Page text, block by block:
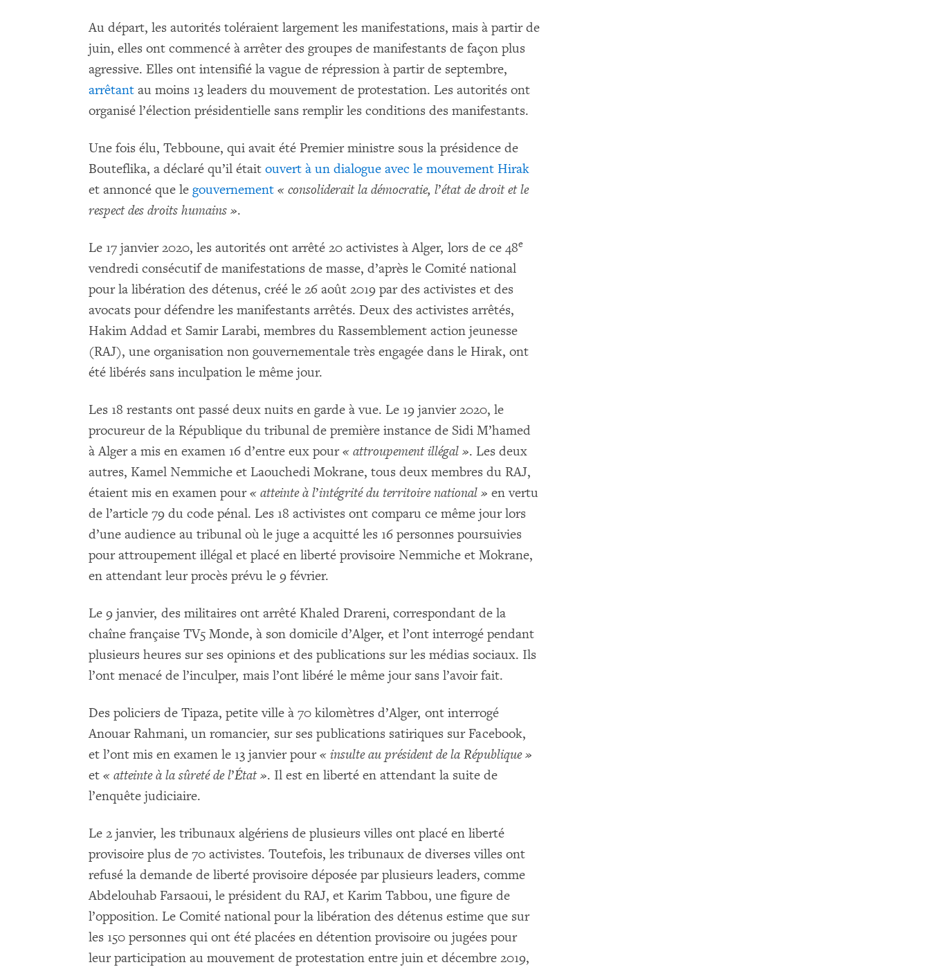
Au départ, les autorités toléraient largement les manifestations, mais à partir de
juin, elles ont commencé à arrêter des groupes de manifestants de façon plus
agressive. Elles ont intensifié la vague de répression à partir de septembre,
arrêtant au moins 13 leaders du mouvement de protestation. Les autorités ont
organisé l’élection présidentielle sans remplir les conditions des manifestants.
Une fois élu, Tebboune, qui avait été Premier ministre sous la présidence de
Bouteflika, a déclaré qu’il était ouvert à un dialogue avec le mouvement Hirak
et annoncé que le gouvernement « consoliderait la démocratie, l’état de droit et le
respect des droits humains ».
Le 17 janvier 2020, les autorités ont arrêté 20 activistes à Alger, lors de ce 48e
vendredi consécutif de manifestations de masse, d’après le Comité national
pour la libération des détenus, créé le 26 août 2019 par des activistes et des
avocats pour défendre les manifestants arrêtés. Deux des activistes arrêtés,
Hakim Addad et Samir Larabi, membres du Rassemblement action jeunesse
(RAJ), une organisation non gouvernementale très engagée dans le Hirak, ont
été libérés sans inculpation le même jour.
Les 18 restants ont passé deux nuits en garde à vue. Le 19 janvier 2020, le
procureur de la République du tribunal de première instance de Sidi M’hamed
à Alger a mis en examen 16 d’entre eux pour« attroupement illégal ». Les deux
autres, Kamel Nemmiche et Laouchedi Mokrane, tous deux membres du RAJ,
étaient mis en examen pour« atteinte à l’intégrité du territoire national » en vertu
de l’article 79 du code pénal. Les 18 activistes ont comparu ce même jour lors
d’une audience au tribunal où le juge a acquitté les 16 personnes poursuivies
pour attroupement illégal et placé en liberté provisoire Nemmiche et Mokrane,
en attendant leur procès prévu le 9 février.
Le 9 janvier, des militaires ont arrêté Khaled Drareni, correspondant de la
chaîne française TV5 Monde, à son domicile d’Alger, et l’ont interrogé pendant
plusieurs heures sur ses opinions et des publications sur les médias sociaux. Ils
l’ont menacé de l’inculper, mais l’ont libéré le même jour sans l’avoir fait.
Des policiers de Tipaza, petite ville à 70 kilomètres d’Alger, ont interrogé
Anouar Rahmani, un romancier, sur ses publications satiriques sur Facebook,
et l’ont mis en examen le 13 janvier pour« insulte au président de la République »
et « atteinte à la sûreté de l’État ». Il est en liberté en attendant la suite de
l’enquête judiciaire.
Le 2 janvier, les tribunaux algériens de plusieurs villes ont placé en liberté
provisoire plus de 70 activistes. Toutefois, les tribunaux de diverses villes ont
refusé la demande de liberté provisoire déposée par plusieurs leaders, comme
Abdelouhab Farsaoui, le président du RAJ, et Karim Tabbou, une figure de
l’opposition. Le Comité national pour la libération des détenus estime que sur
les 150 personnes qui ont été placées en détention provisoire ou jugées pour
leur participation au mouvement de protestation entre juin et décembre 2019,